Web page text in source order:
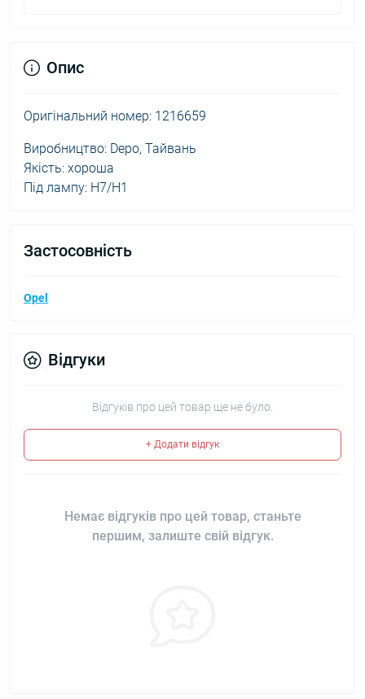
Опис
Оригінальний номер: 1216659
Виробництво: Depo, Тайвань
Якість: хороша
Під лампу: H7/H1
Застосовність
Opel
Відгуки
Відгуків про цей товар ще не було.
+ Додати відгук
Немає відгуків про цей товар, станьте
першим, залиште свій відгук.